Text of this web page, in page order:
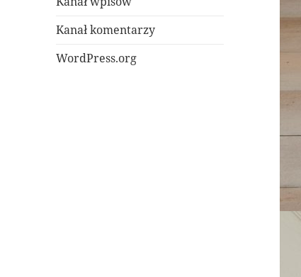
Kanał komentarzy
WordPress.org